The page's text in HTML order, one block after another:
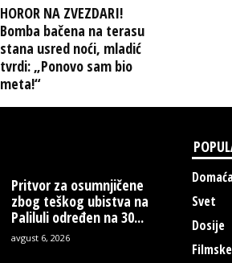
HOROR NA ZVEZDARI!
Bomba bačena na terasu
stana usred noći, mladić
tvrdi: „Ponovo sam bio
meta!“
Pritvor za osumnjičene
zbog teškog ubistva na
Paliluli određen na 30...
avgust 6, 2026
Svet
Dosije